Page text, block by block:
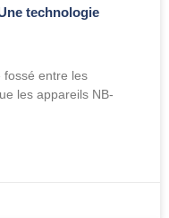
technologie
fossé entre les
les appareils NB-